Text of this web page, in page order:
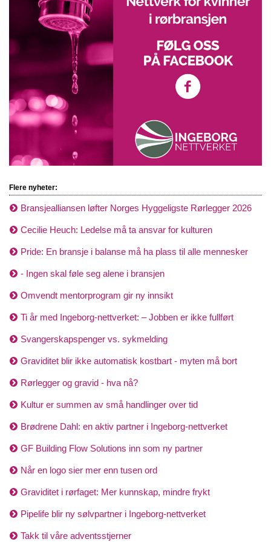
Flere nyheter:
Bransjealliansen løfter Norges Hyggeligste Rørlegger 2026
Cecilie Heuch: Ledelse må ta ansvar for kulturen
Pride: En bransje i balanse må ha plass til alle mennesker
- Ingen skal føle seg alene i bransjen
Omvendt mentorprogram gir ny innsikt
Ti år med Ingeborg-nettverket: – Jobben er ikke fullført
Svangerskapspenger vs. sykmelding
Graviditet blir ikke automatisk kostbart - myten må bort
Rørlegger og gravid - hva nå?
Kultur er summen av små handlinger over tid
Brødrene Dahl: en aktiv partner i Ingeborg-nettverket
GF Building Flow Solutions inn som ny partner
Når en logo sier mer enn tusen ord
Graviditet i rørfaget: Mer kunnskap, mindre frykt
Pipelife blir ny sølvpartner i Ingeborg-nettverket
Takk til våre adventsstjerner